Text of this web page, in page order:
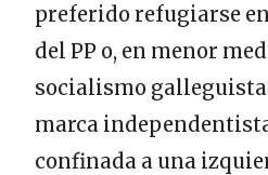
preferido refugiarse
del PP o, en menor
socialismo galleguista
marca
confinada a una